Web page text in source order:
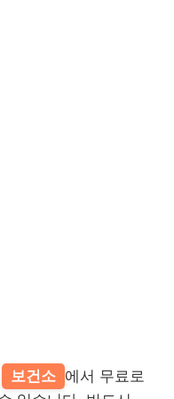
보건소 에서 무료로